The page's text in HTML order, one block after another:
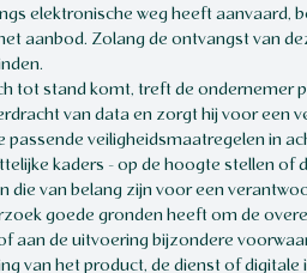
elektronische weg heeft aanvaard,
aanbod. Zolang de ontvangst van
tot stand komt, treft de ondernemer
van data en zorgt hij voor een
veiligheidsmaatregelen in
kaders - op de hoogte stellen
die van belang zijn voor een
goede gronden heeft om de
aan de uitvoering bijzondere
van het product, de dienst of